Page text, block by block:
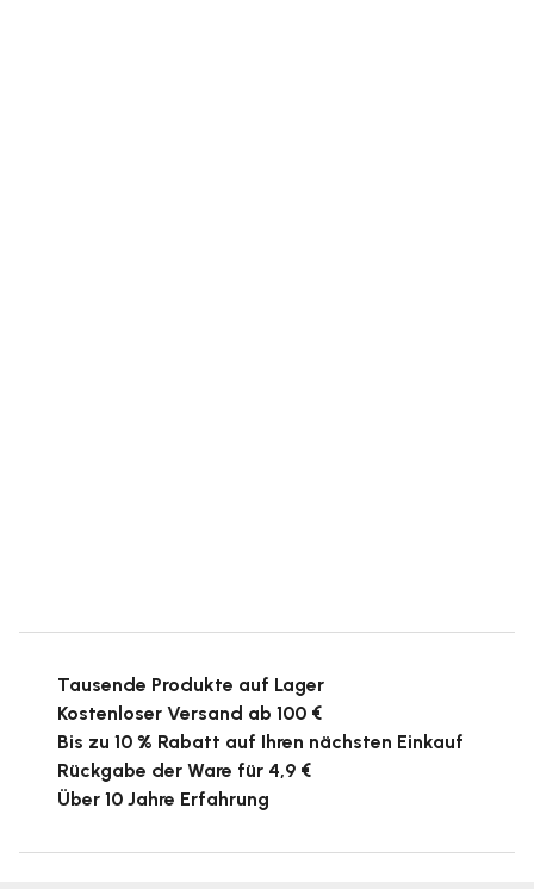
Tausende Produkte auf Lager
Kostenloser Versand ab 100 €
Bis zu 10 % Rabatt auf Ihren nächsten Einkauf
Rückgabe der Ware für 4,9 €
Über 10 Jahre Erfahrung